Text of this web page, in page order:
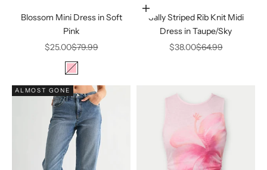
Blossom Mini Dress in Soft
Pink
Precio de oferta
$25.00Precio normal
$79.99
Color
Pink
Elige opciones
Sally Striped Rib Knit Midi
Dress in Taupe/Sky
Precio de oferta
$38.00Precio normal
$64.99
ALMOST GONE